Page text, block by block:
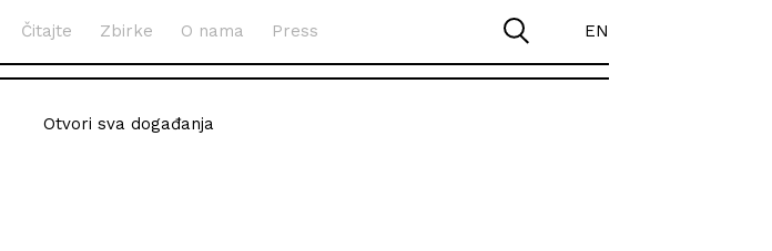
Čitajte Zbirke O nama Press EN
Otvori sva događanja